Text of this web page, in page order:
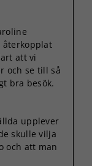
återkopplat
att vi
och se till så
bra besök.
upplever
skulle vilja
och att man